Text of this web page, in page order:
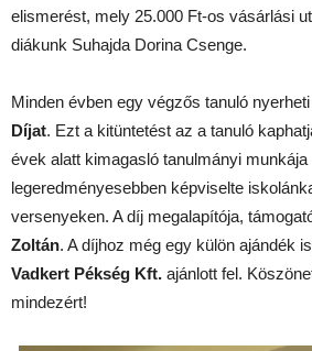
elismerést, mely 25.000 Ft-os vásárlási
diákunk Suhajda Dorina Csenge.
Minden évben egy végzős tanuló
Díjat. Ezt a kitüntetést az a tanuló
évek alatt kimagasló tanulmányi munkája
legeredményesebben képviselte
versenyeken. A díj megalapítója,
Zoltán. A díjhoz még egy külön ajándék
Vadkert Pékség Kft. ajánlott fel.
mindezért!